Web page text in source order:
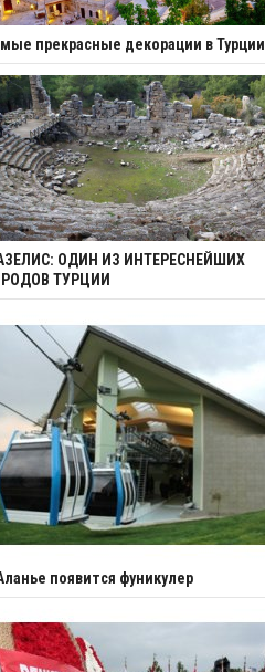
прекрасные декорации в Турции
ОДИН ИЗ ИНТЕРЕСНЕЙШИХ
ТУРЦИИ
появится фуникулер